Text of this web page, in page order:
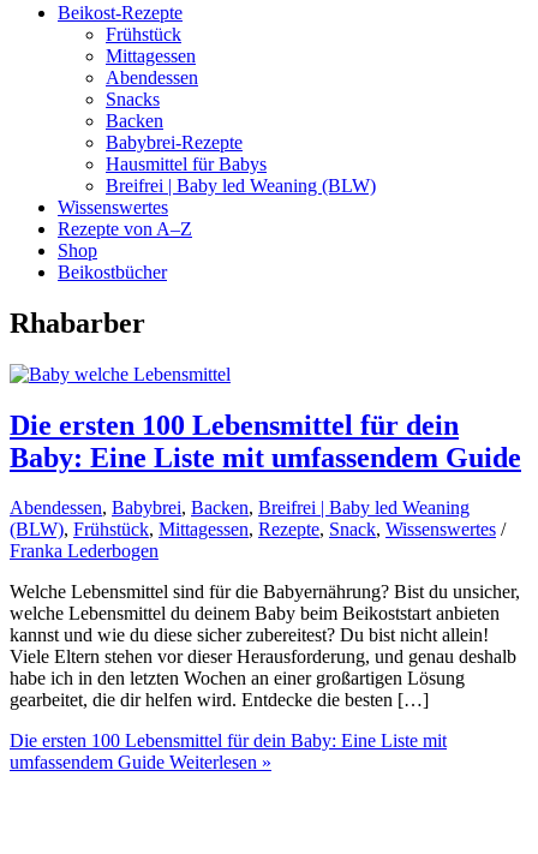
Beikost-Rezepte
Frühstück
Mittagessen
Abendessen
Snacks
Backen
Babybrei-Rezepte
Hausmittel für Babys
Breifrei | Baby led Weaning (BLW)
Wissenswertes
Rezepte von A–Z
Shop
Beikostbücher
Rhabarber
Die ersten 100 Lebensmittel für dein
Baby: Eine Liste mit umfassendem Guide
Abendessen, Babybrei, Backen, Breifrei | Baby led Weaning
(BLW), Frühstück, Mittagessen, Rezepte, Snack, Wissenswertes /
Franka Lederbogen
Welche Lebensmittel sind für die Babyernährung? Bist du unsicher,
welche Lebensmittel du deinem Baby beim Beikoststart anbieten
kannst und wie du diese sicher zubereitest? Du bist nicht allein!
Viele Eltern stehen vor dieser Herausforderung, und genau deshalb
habe ich in den letzten Wochen an einer großartigen Lösung
gearbeitet, die dir helfen wird. Entdecke die besten […]
Die ersten 100 Lebensmittel für dein Baby: Eine Liste mit
umfassendem Guide Weiterlesen »